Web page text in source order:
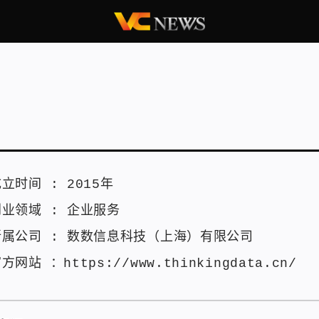
立时间 : 2015年
业领域 : 企业服务
属公司 : 数数信息科技（上海）有限公司
网站 ： https://www.thinkingdata.cn/